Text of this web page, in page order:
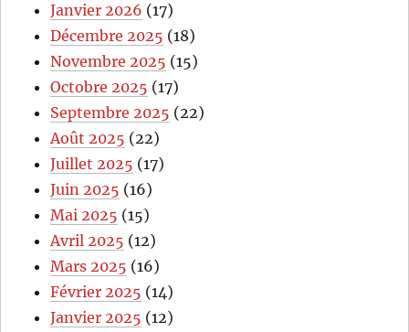
Janvier 2026 (17)
Décembre 2025 (18)
Novembre 2025 (15)
Octobre 2025 (17)
Septembre 2025 (22)
Août 2025 (22)
Juillet 2025 (17)
Juin 2025 (16)
Mai 2025 (15)
Avril 2025 (12)
Mars 2025 (16)
Février 2025 (14)
Janvier 2025 (12)